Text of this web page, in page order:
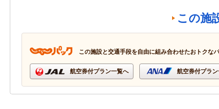
この施
この施設と交通手段を自由に組み合わせたおトクな
航空券付プラン一覧へ 航空券付プラ